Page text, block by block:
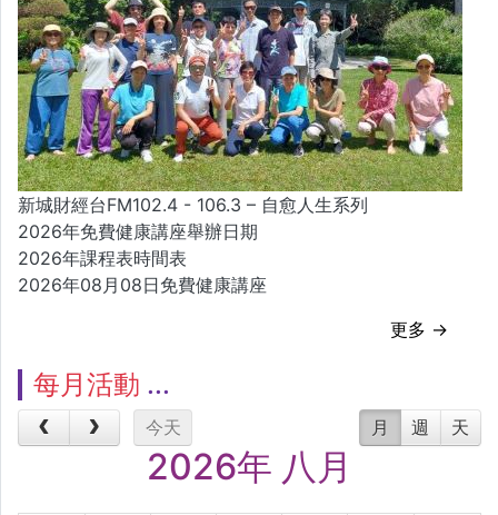
新城財經台FM102.4 - 106.3 – 自愈人生系列
2026年免費健康講座舉辦日期
2026年課程表時間表
2026年08月08日免費健康講座
更多 →
每月活動
今天 月 週 天
2026年 八月